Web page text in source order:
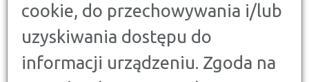
cookie, do przechowywania i/lub
uzyskiwania dostępu do
informacji urządzeniu. Zgoda na
KREDYTY, POŻYCZKI
KTO SPŁACA KREDYT
GOTÓWKOWY PO ROZWODZIE?
3 KWIETNIA 2016